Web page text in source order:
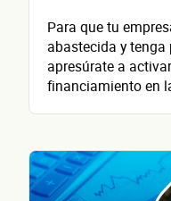
Para que tu
abastecida y tenga
apresúrate a
financiamiento en
Segundo apellido
Teléfono
Confirma tu correo